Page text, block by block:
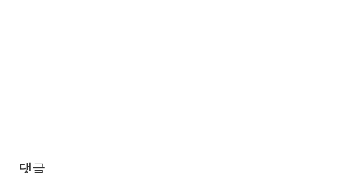
댓글